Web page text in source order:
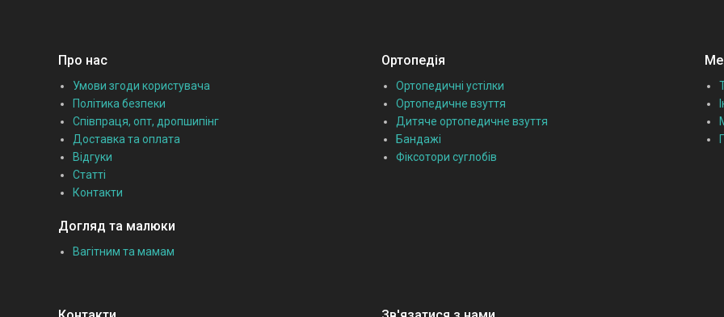
Про нас
Умови згоди користувача
Політика безпеки
Співпраця, опт, дропшипінг
Доставка та оплата
Відгуки
Статті
Контакти
Ортопедія
Ортопедичні устілки
Ортопедичне взуття
Дитяче ортопедичне взуття
Бандажі
Фіксотори суглобів
Догляд та малюки
Вагітним та мамам